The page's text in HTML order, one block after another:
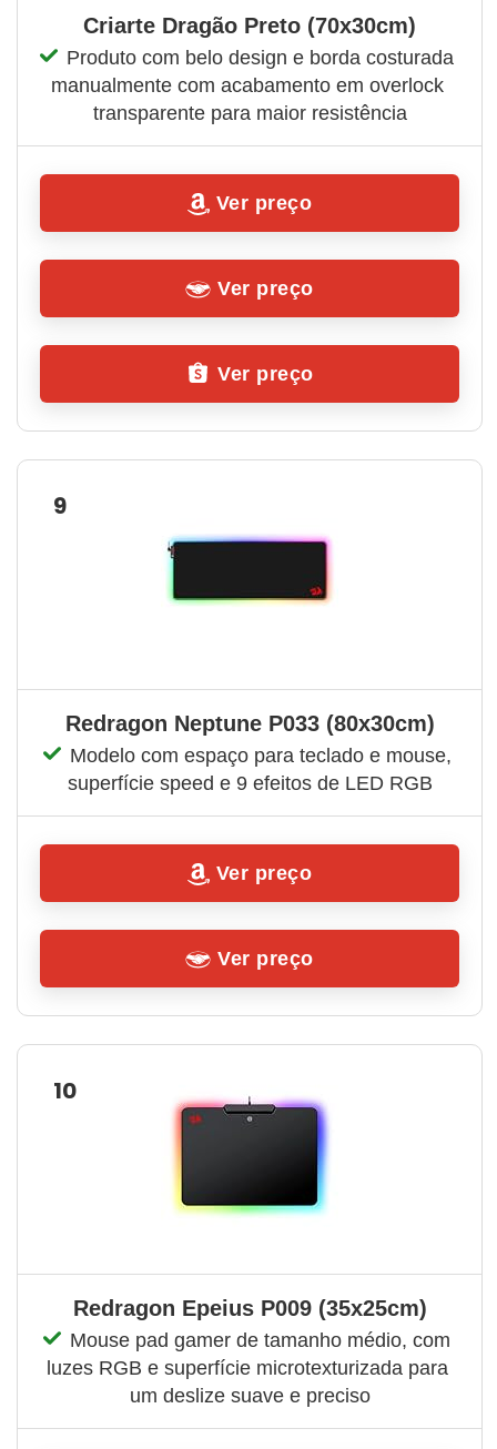
Criarte Dragão Preto (70x30cm)
Produto com belo design e borda costurada
manualmente com acabamento em overlock
transparente para maior resistência
Ver preço
Ver preço
Ver preço
9
Redragon Neptune P033 (80x30cm)
Modelo com espaço para teclado e mouse,
superfície speed e 9 efeitos de LED RGB
Ver preço
Ver preço
10
Redragon Epeius P009 (35x25cm)
Mouse pad gamer de tamanho médio, com
luzes RGB e superfície microtexturizada para
um deslize suave e preciso